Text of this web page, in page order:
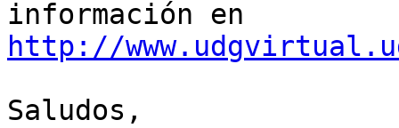
http://
Saludos,